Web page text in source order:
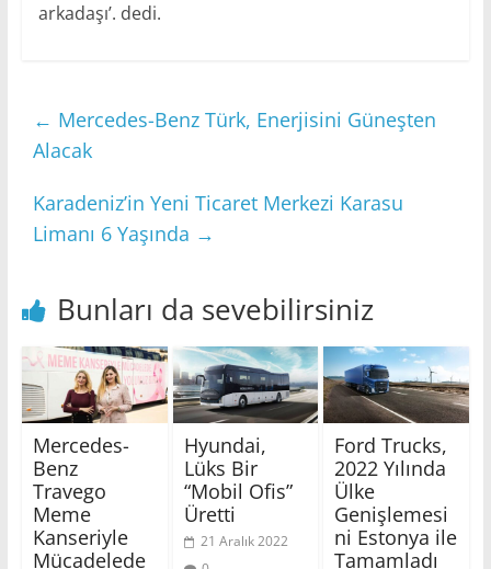
arkadaşı’. dedi.
← Mercedes-Benz Türk, Enerjisini Güneşten
Alacak
Karadeniz’in Yeni Ticaret Merkezi Karasu
Limanı 6 Yaşında →
Bunları da sevebilirsiniz
Mercedes-
Benz
Travego
Meme
Kanseriyle
Mücadelede
Hyundai,
Lüks Bir
“Mobil Ofis”
Üretti
21 Aralık 2022
Ford Trucks,
2022 Yılında
Ülke
Genişlemesi
ni Estonya ile
Tamamladı